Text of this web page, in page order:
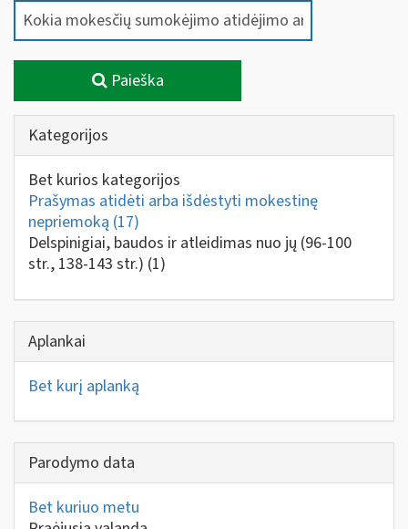
Paieška
Kategorijos
Bet kurios kategorijos
Prašymas atidėti arba išdėstyti mokestinę
nepriemoką (17)
Delspinigiai, baudos ir atleidimas nuo jų (96-100
str., 138-143 str.) (1)
Aplankai
Bet kurį aplanką
Parodymo data
Bet kuriuo metu